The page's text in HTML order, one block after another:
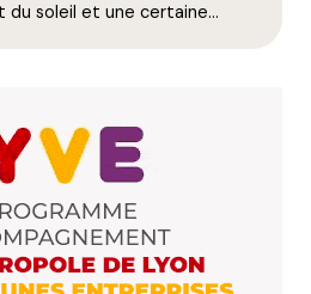
du soleil et une certaine…